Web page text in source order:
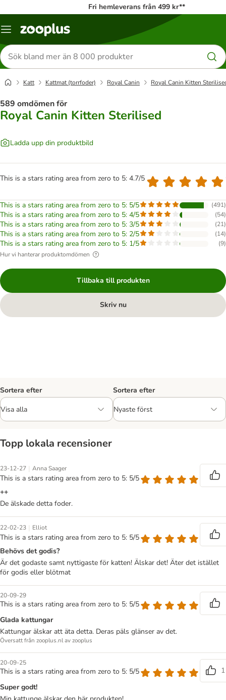
Fri hemleverans från 499 kr**
Katalogmeny
Sök
efter
produkter
Katt Kattmat (torrfoder) Royal Canin Royal Canin Kitten
589 omdömen för
Royal Canin Kitten Sterilised
Ladda upp din produktbild
This is a stars rating area from zero to 5: 4.7/5
This is a stars rating area from zero to 5: 5/5 (491)
This is a stars rating area from zero to 5: 4/5 (54)
This is a stars rating area from zero to 5: 3/5 (21)
This is a stars rating area from zero to 5: 2/5 (14)
This is a stars rating area from zero to 5: 1/5 (9)
Hur vi hanterar produktomdömen
Tillbaka till produkten
Skriv nu
Sortera efter Sortera efter
Topp lokala recensioner
23-12-27 | Anna Saager
This is a stars rating area from zero to 5: 5/5
++
De älskade detta foder.
22-02-23 | Elliot
This is a stars rating area from zero to 5: 5/5
Behövs det godis?
Är det godaste samt nyttigaste för katten! Älskar det! Äter det istället
för godis eller blötmat
20-09-29
This is a stars rating area from zero to 5: 5/5
Glada kattungar
Kattungar älskar att äta detta. Deras päls glänser av det.
Översatt från zooplus.nl av zooplus
20-09-25
This is a stars rating area from zero to 5: 5/5
1
Super godt!